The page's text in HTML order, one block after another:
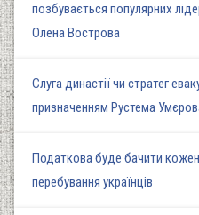
позбувається популярних
Олена Вострова
Слуга династії чи стратег
призначенням Рустема
Податкова буде бачити
перебування українців